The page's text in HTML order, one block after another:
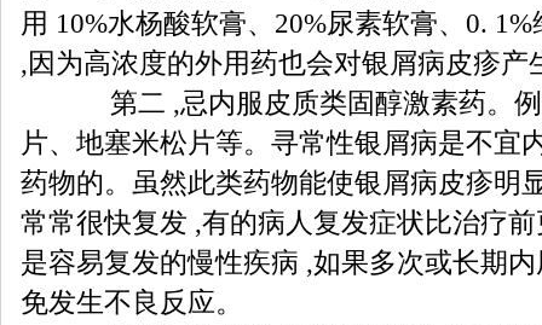
用 10%水杨酸软膏、20%尿素软膏、0.
,因为高浓度的外用药也会对银屑病皮疹产
第二 ,忌内服皮质类固醇激素药。例
片、地塞米松片等。寻常性银屑病是不宜
药物的。虽然此类药物能使银屑病皮疹明
常常很快复发 ,有的病人复发症状比治疗
是容易复发的慢性疾病 ,如果多次或长期
免发生不良反应。